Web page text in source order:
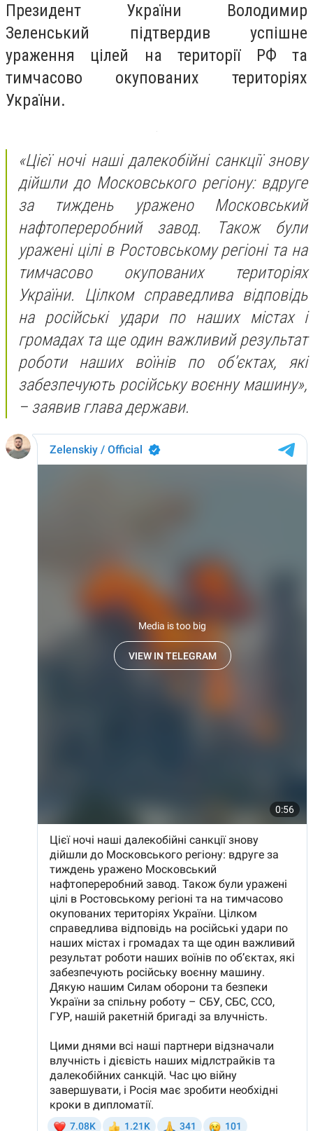
Президент України Володимир
Зеленський підтвердив успішне
ураження цілей на території РФ та
тимчасово окупованих територіях
України.
«Цієї ночі наші далекобійні санкції знову
дійшли до Московського регіону: вдруге
за тиждень уражено Московський
нафтопереробний завод. Також були
уражені цілі в Ростовському регіоні та на
тимчасово окупованих територіях
України. Цілком справедлива відповідь
на російські удари по наших містах і
громадах та ще один важливий результат
роботи наших воїнів по об’єктах, які
забезпечують російську воєнну машину»,
– заявив глава держави.